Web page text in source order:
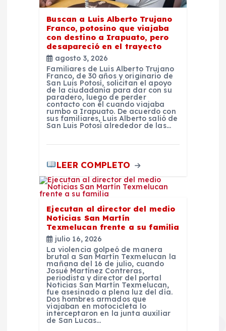
Buscan a Luis Alberto Trujano
Franco, potosino que viajaba
con destino a Irapuato, pero
desapareció en el trayecto
agosto 3, 2026
Familiares de Luis Alberto Trujano
Franco, de 30 años y originario de
San Luis Potosí, solicitan el apoyo
de la ciudadanía para dar con su
paradero, luego de perder
contacto con él cuando viajaba
rumbo a Irapuato. De acuerdo con
sus familiares, Luis Alberto salió de
San Luis Potosí alrededor de las…
LEER COMPLETO
Ejecutan al director del medio
Noticias San Martín
Texmelucan frente a su familia
julio 16, 2026
La violencia golpeó de manera
brutal a San Martín Texmelucan la
mañana del 16 de julio, cuando
Josué Martínez Contreras,
periodista y director del portal
Noticias San Martín Texmelucan,
fue asesinado a plena luz del día.
Dos hombres armados que
viajaban en motocicleta lo
interceptaron en la junta auxiliar
de San Lucas…